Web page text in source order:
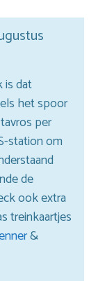
is dat
het spoor
per
station om
de
ook extra
treinkaartjes
&